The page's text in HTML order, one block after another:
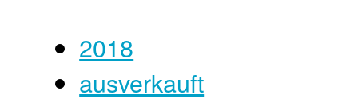
2018
ausverkauft